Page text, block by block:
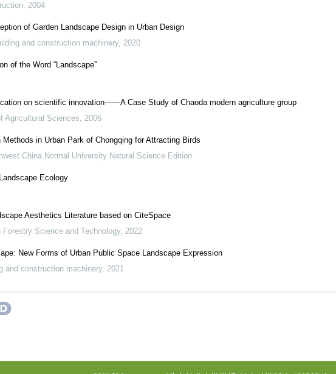
, 2004
of Garden Landscape Design in Urban Design
and construction machinery, 2020
of the Word “Landscape”
on scientific innovation——A Case Study of Chaoda modern agriculture group
Agricultural Sciences, 2006
in Urban Park of Chongqing for Attracting Birds
China Normal University Natural Science Edition
Ecology
Aesthetics Literature based on CiteSpace
Science and Technology, 2022
New Forms of Urban Public Space Landscape Expression
and construction machinery, 2021